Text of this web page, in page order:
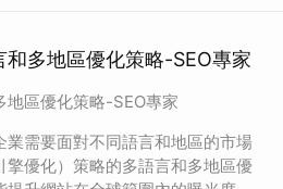
多地區優化策略-SEO專家
地區優化策略-SEO專家
需要面對不同語言和地區的市場
擎優化）策略的多語言和多地區優